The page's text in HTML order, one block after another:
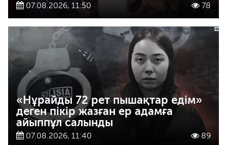
07.08.2026, 11:50 78
«Нұрайды 72 рет пышақтар едім»
деген пікір жазған ер адамға
айыппұл салынды
07.08.2026, 11:40 89